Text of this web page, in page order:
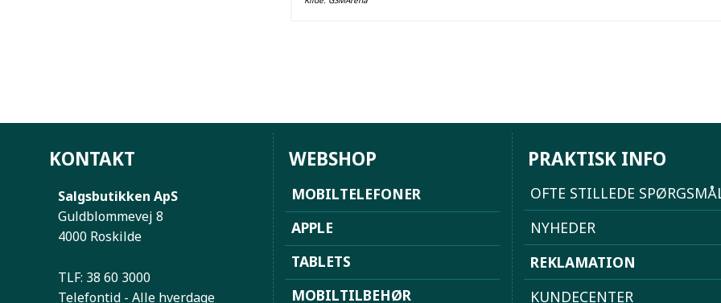
KONTAKT
Salgsbutikken ApS
Guldblommevej 8
4000 Roskilde
TLF: 38 60 3000
Telefontid - Alle hverdage
WEBSHOP
MOBILTELEFONER
APPLE
TABLETS
MOBILTILBEHØR
PRAKTISK INFO
OFTE STILLEDE
NYHEDER
REKLAMATION
KUNDECENTER